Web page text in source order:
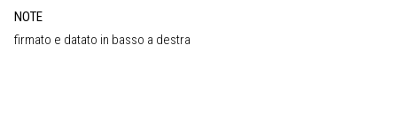
NOTE
firmato e datato in basso a destra